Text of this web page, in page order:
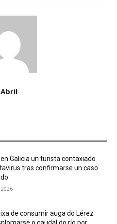
Galicia un turista contaxiado
tras confirmarse un caso
de consumir auga do Lérez
o caudal do río por